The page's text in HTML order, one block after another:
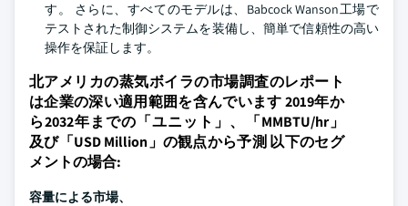
す。 さらに、すべてのモデルは、Babcock Wanson工場で
テストされた制御システムを装備し、簡単で信頼性の高い
操作を保証します。
北アメリカの蒸気ボイラの市場調査のレポート
は企業の深い適用範囲を含んでいます 2019年か
ら2032年までの「ユニット」、「MMBTU/hr」
及び「USD Million」の観点から予測 以下のセグ
メントの場合:
容量による市場、